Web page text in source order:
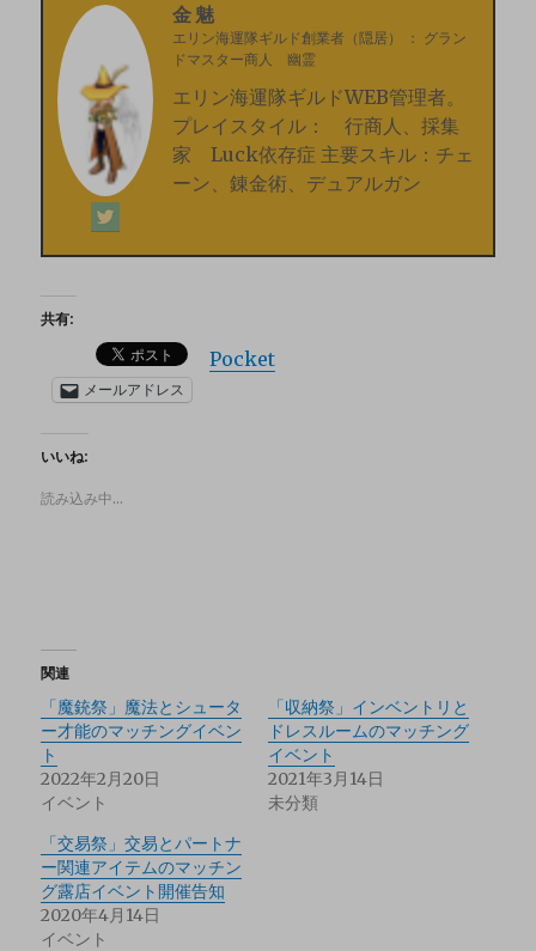
金魅
エリン海運隊ギルド創業者（隠居） ： グラン
ドマスター商人 幽霊
エリン海運隊ギルドWEB管理者。
プレイスタイル： 行商人、採集
家 Luck依存症 主要スキル：チェ
ーン、錬金術、デュアルガン
共有:
Pocket
メールアドレス
いいね:
読み込み中…
関連
「魔銃祭」魔法とシュータ
ー才能のマッチングイベン
ト
2022年2月20日
イベント
「収納祭」インベントリと
ドレスルームのマッチング
イベント
2021年3月14日
未分類
「交易祭」交易とパートナ
ー関連アイテムのマッチン
グ露店イベント開催告知
2020年4月14日
イベント